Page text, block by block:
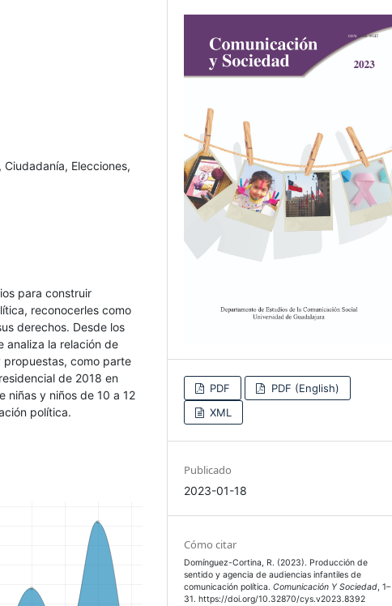
Elecciones,
para construir
reconocerles como
derechos. Desde los
analiza la relación de
como parte
de 2018 en
niñas y niños de 10 a 12
política.
PDF
PDF (English)
XML
Publicado
2023-01-18
Cómo citar
Domínguez-Cortina, R. (2023). Producción de
sentido y agencia de audiencias infantiles de
comunicación política.Comunicación Y Sociedad, 1–
31. https://doi.org/10.32870/cys.v2023.8392